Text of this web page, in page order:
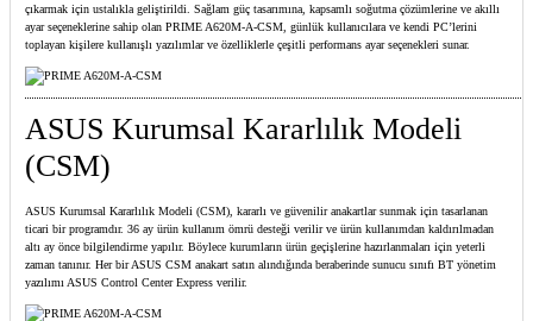
çıkarmak için ustalıkla geliştirildi. Sağlam güç tasarımına, kapsamlı soğutma çözümlerine ve akıllı
ayar seçeneklerine sahip olan PRIME A620M-A-CSM, günlük kullanıcılara ve kendi PC’lerini
toplayan kişilere kullanışlı yazılımlar ve özelliklerle çeşitli performans ayar seçenekleri sunar.
ASUS Kurumsal Kararlılık Modeli
(CSM)
ASUS Kurumsal Kararlılık Modeli (CSM), kararlı ve güvenilir anakartlar sunmak için tasarlanan
ticari bir programdır. 36 ay ürün kullanım ömrü desteği verilir ve ürün kullanımdan kaldırılmadan
altı ay önce bilgilendirme yapılır. Böylece kurumların ürün geçişlerine hazırlanmaları için yeterli
zaman tanınır. Her bir ASUS CSM anakart satın alındığında beraberinde sunucu sınıfı BT yönetim
yazılımı ASUS Control Center Express verilir.